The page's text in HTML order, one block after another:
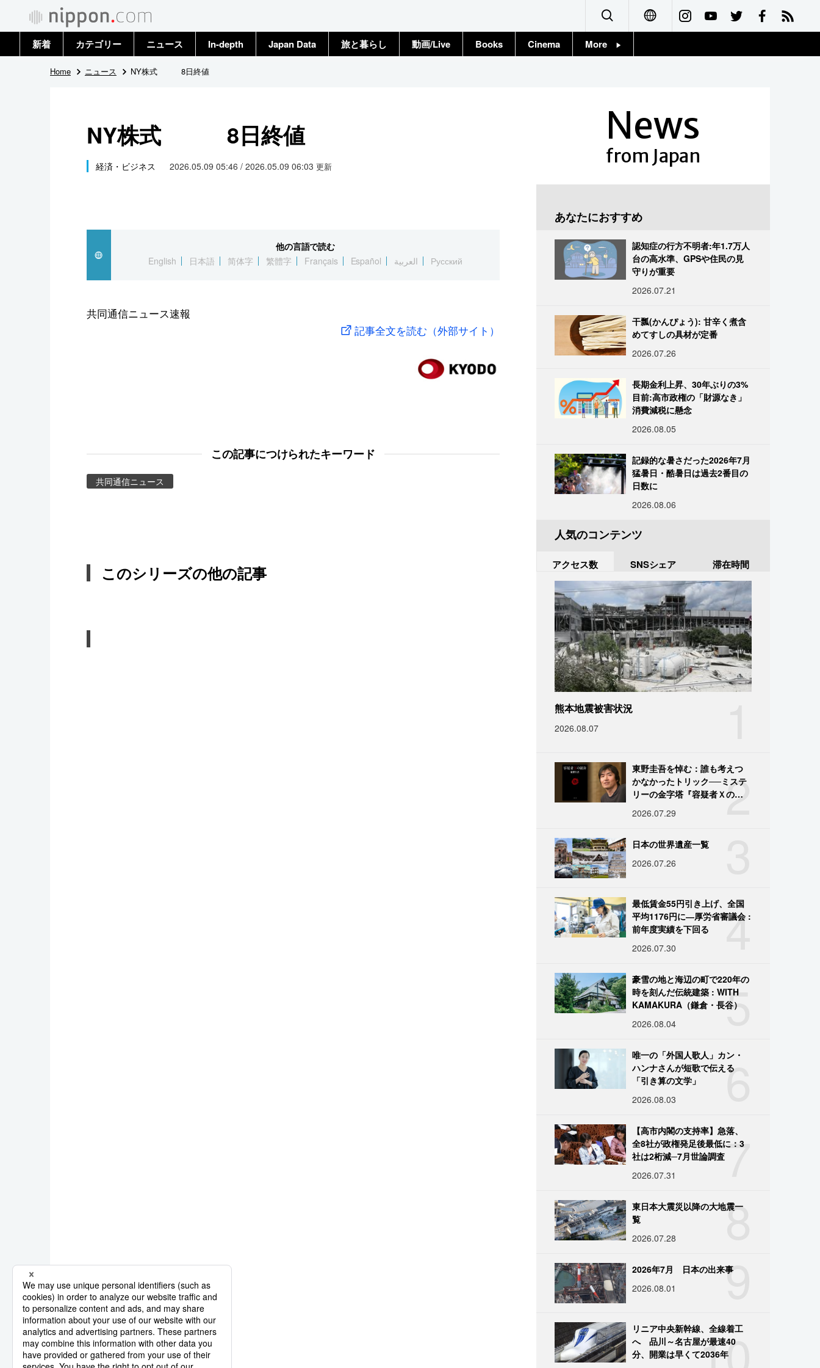
Français
新着 カテゴリー
政治・外交
国際
科学・技術
暮らし
ニュース
トップ
In-depth Japan Data 旅と暮らし 動画/Live Books Cinema More
Home ニュース NY株式 8日終値
NY株式 8日終値
経済・ビジネス 2026.05.09 05:46 / 2026.05.09 06:03 更新
他の言語で読む
English
日本語 简体字 繁體字 Français Español العربية Русский
共同通信ニュース速報
記事全文を読む（外部サイト）
この記事につけられたキーワード
共同通信ニュース
このシリーズの他の記事
News
from Japan
あなたにおすすめ
認知症の行方不明者:年1.7万人
台の高水準、GPSや住民の見
守りが重要
2026.07.21
干瓢(かんぴょう): 甘辛く煮含
めてすしの具材が定番
2026.07.26
長期金利上昇、30年ぶりの3%
目前:高市政権の「財源なき」
消費減税に懸念
2026.08.05
記録的な暑さだった2026年7月
猛暑日・酷暑日は過去2番目の
日数に
2026.08.06
人気のコンテンツ
アクセス数 SNSシェア 滞在時間
熊本地震被害状況
2026.08.07
2
東野圭吾を悼む：誰も考えつ
かなかったトリック──ミステ
リーの金字塔『容疑者Ｘの献
2026.07.29
日本の世界遺産一覧
2026.07.26
4
最低賃金55円引き上げ、全国
平均1176円に―厚労省審議会 :
前年度実績を下回る
2026.07.30
5
豪雪の地と海辺の町で220年の
時を刻んだ伝統建築 : WITH
KAMAKURA（鎌倉・長谷）
2026.08.04
6
唯一の「外国人歌人」カン・
ハンナさんが短歌で伝える
「引き算の文学」
2026.08.03
7
【高市内閣の支持率】急落、
全8社が政権発足後最低に：3
社は2桁減─7月世論調査
2026.07.31
8
東日本大震災以降の大地震一
覧
2026.07.28
9
2026年7月 日本の出来事
2026.08.01
10
リニア中央新幹線、全線着工
へ 品川～名古屋が最速40
分、開業は早くて2036年